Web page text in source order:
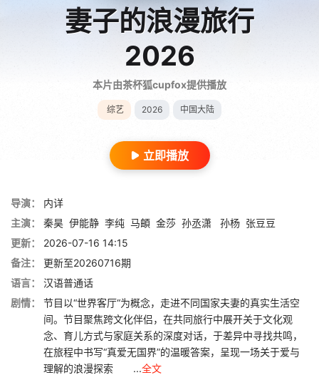
妻子的浪漫旅行
2026
本片由茶杯狐cupfox提供播放
综艺 2026 中国大陆
立即播放
导演：
内详
主演：
秦昊 伊能静 李纯 马頔 金莎 孙丞潇 孙杨 张豆豆
更新：
2026-07-16 14:15
备注：
更新至20260716期
语言：
汉语普通话
剧情：
节目以“世界客厅“为概念，走进不同国家夫妻的真实生活空
间。节目聚焦跨文化伴侣，在共同旅行中展开关于文化观
念、育儿方式与家庭关系的深度对话，于差异中寻找共鸣，
在旅程中书写“真爱无国界”的温暖答案，呈现一场关于爱与
理解的浪漫探索 ...全文